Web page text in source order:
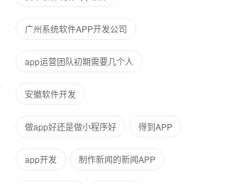
广州系统软件APP开发公司
app运营团队初期需要几个人
安徽软件开发
做app好还是做小程序好 得到APP
app开发 制作新闻的新闻APP